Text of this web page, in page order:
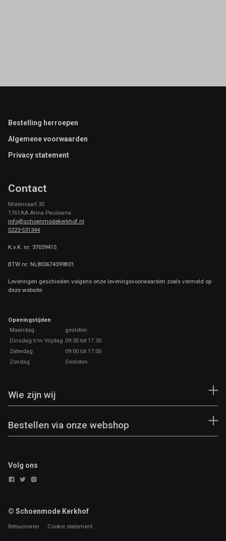
Footer
Bestelling herroepen
Algemene voorwaarden
Privacy statement
Contact
Molenvaart 35
1761AA Anna Paulowna
info@schoenmodekerkhof.nl
0223-531344
K.v.K. nr: 37039415
BTW nr: NL803674399B01
Leveringen geschieden volgens onze leveringsvoorwaarden zoals vermeld op
deze website.
Openingstijden
Maandag
gesloten
Dinsdag t/m Vrijdag 09:30 tot 17.30
Zaterdag
09:00 tot 17:00
Zondag
Gesloten
Wie zijn wij
Bestellen via onze webshop
Volg ons
© Schoenmode Kerkhof
Retourneren Cookie statement